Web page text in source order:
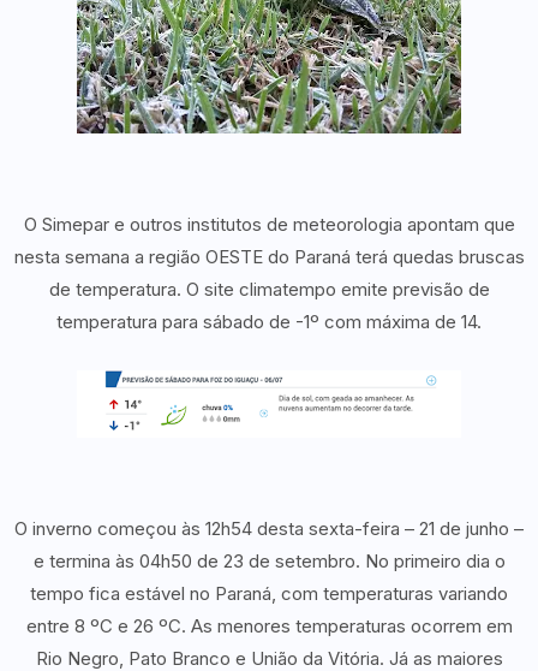
O Simepar e outros institutos de meteorologia apontam que
nesta semana a região OESTE do Paraná terá quedas bruscas
de temperatura. O site climatempo emite previsão de
temperatura para sábado de -1º com máxima de 14.
O inverno começou às 12h54 desta sexta-feira – 21 de junho –
e termina às 04h50 de 23 de setembro. No primeiro dia o
tempo fica estável no Paraná, com temperaturas variando
entre 8 ºC e 26 ºC. As menores temperaturas ocorrem em
Rio Negro, Pato Branco e União da Vitória. Já as maiores